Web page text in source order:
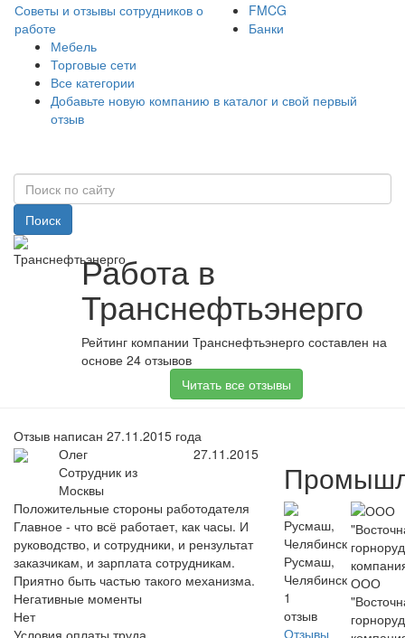
Советы и отзывы сотрудников о
работе
FMCG
Банки
Мебель
Торговые сети
Все категории
Добавьте новую компанию в каталог и свой первый
отзыв
Поиск
Работа в
Транснефтьэнерго
Рейтинг компании Транснефтьэнерго составлен на
основе 24 отзывов
Читать все отзывы
Отзыв написан 27.11.2015 года
Олег
Сотрудник из
Москвы
27.11.2015
Положительные стороны работодателя
Главное - что всё работает, как часы. И
руководство, и сотрудники, и рензультат
заказчикам, и зарплата сотрудникам.
Приятно быть частью такого механизма.
Негативные моменты
Нет
Условия оплаты труда
Русмаш,
Челябинск
1
отзыв
Отзывы
ООО